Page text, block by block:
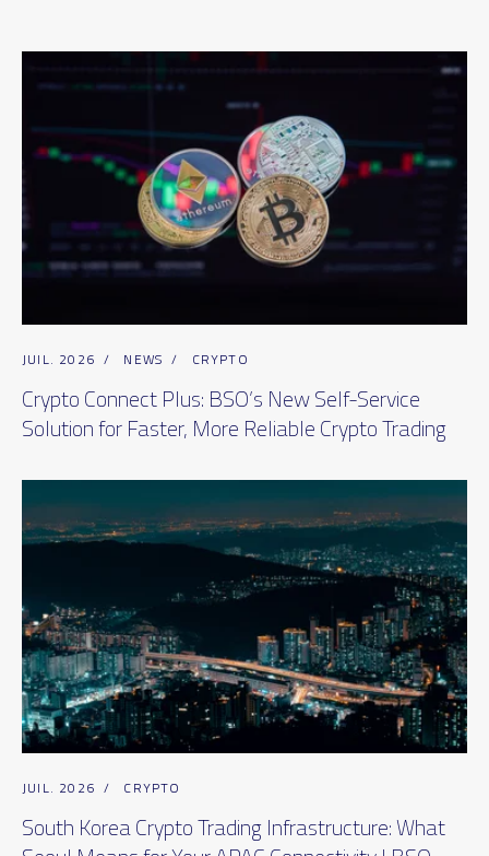
JUIL. 2026 / NEWS / CRYPTO
Crypto Connect Plus: BSO’s New Self-Service
Solution for Faster, More Reliable Crypto Trading
JUIL. 2026 / CRYPTO
South Korea Crypto Trading Infrastructure: What